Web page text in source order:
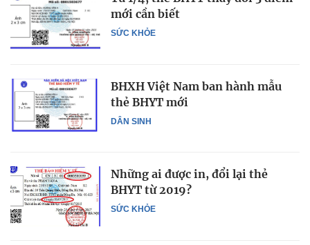
SỨC KHỎE
mới cần biết
DÂN SINH
BHXH Việt Nam ban hành mẫu
thẻ BHYT mới
SỨC KHỎE
Những ai được in, đổi lại thẻ
BHYT từ 2019?